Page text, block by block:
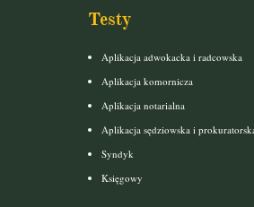
Testy
Aplikacja adwokacka i radcowska
Aplikacja komornicza
Aplikacja notarialna
Aplikacja sędziowska i
Syndyk
Księgowy